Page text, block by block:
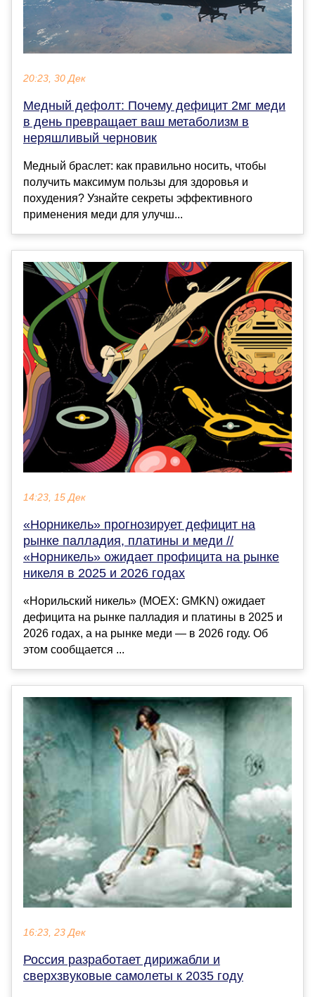
20:23, 30 Дек
Медный дефолт: Почему дефицит 2мг меди
в день превращает ваш метаболизм в
неряшливый черновик
Медный браслет: как правильно носить, чтобы
получить максимум пользы для здоровья и
похудения? Узнайте секреты эффективного
применения меди для улучш...
14:23, 15 Дек
«Норникель» прогнозирует дефицит на
рынке палладия, платины и меди //
«Норникель» ожидает профицита на рынке
никеля в 2025 и 2026 годах
«Норильский никель» (MOEX: GMKN) ожидает
дефицита на рынке палладия и платины в 2025 и
2026 годах, а на рынке меди — в 2026 году. Об
этом сообщается ...
16:23, 23 Дек
Россия разработает дирижабли и
сверхзвуковые самолеты к 2035 году